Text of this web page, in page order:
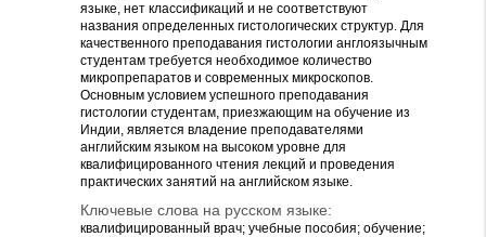
языке, нет классификаций и не соответствуют
названия определенных гистологических структур. Для
качественного преподавания гистологии англоязычным
студентам требуется необходимое количество
микропрепаратов и современных микроскопов.
Основным условием успешного преподавания
гистологии студентам, приезжающим на обучение из
Индии, является владение преподавателями
английским языком на высоком уровне для
квалифицированного чтения лекций и проведения
практических занятий на английском языке.
Ключевые слова на русском языке:
квалифицированный врач; учебные пособия; обучение;